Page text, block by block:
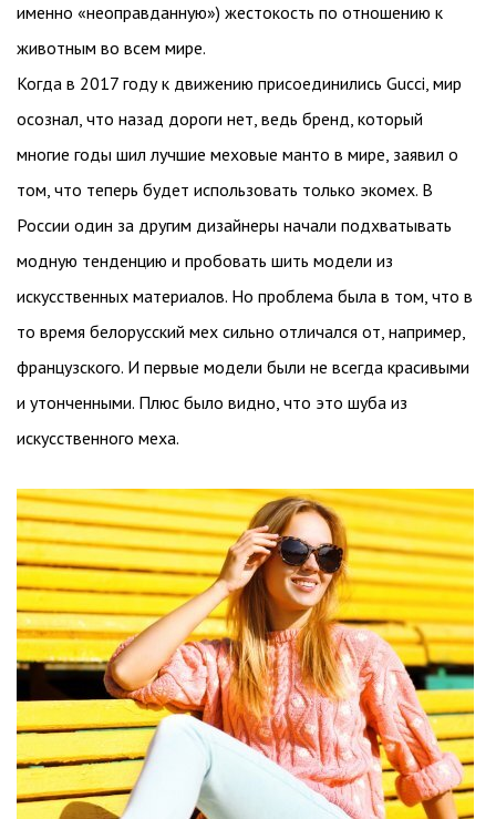
именно «неоправданную») жестокость по отношению к
животным во всем мире.
Когда в 2017 году к движению присоединились Gucci, мир
осознал, что назад дороги нет, ведь бренд, который
многие годы шил лучшие меховые манто в мире, заявил о
том, что теперь будет использовать только экомех. В
России один за другим дизайнеры начали подхватывать
модную тенденцию и пробовать шить модели из
искусственных материалов. Но проблема была в том, что в
то время белорусский мех сильно отличался от, например,
французского. И первые модели были не всегда красивыми
и утонченными. Плюс было видно, что это шуба из
искусственного меха.